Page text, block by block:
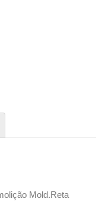
Mold.Reta